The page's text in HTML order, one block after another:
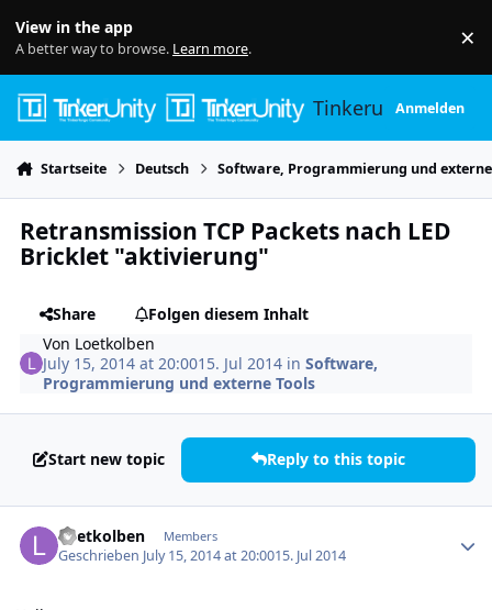
View in the app
A better way to browse. Learn more. ×
TinkerunityAnmelden
Startseite Deutsch Software, Programmierung und
Retransmission TCP Packets nach LED
Bricklet "aktivierung"
Share
Folgen diesem Inhalt
Von Loetkolben
July 15, 2014 at 20:0015. Jul 2014 inSoftware,
Programmierung und externe Tools
Start new topic Reply to this topic
Loetkolben Members
Geschrieben July 15, 2014 at 20:0015. Jul 2014